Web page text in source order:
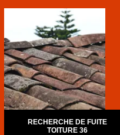
RECHERCHE DE FUITE
TOITURE 36